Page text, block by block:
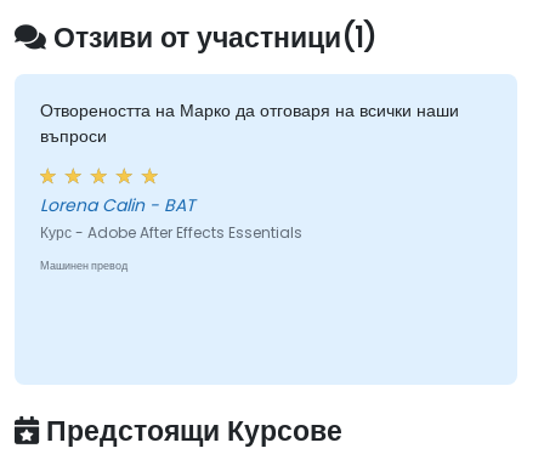
Отзиви от участници(1)
Отвореността на Марко да отговаря на всички наши
въпроси
Lorena Calin - BAT
Курс - Adobe After Effects Essentials
Машинен превод
Предстоящи Курсове